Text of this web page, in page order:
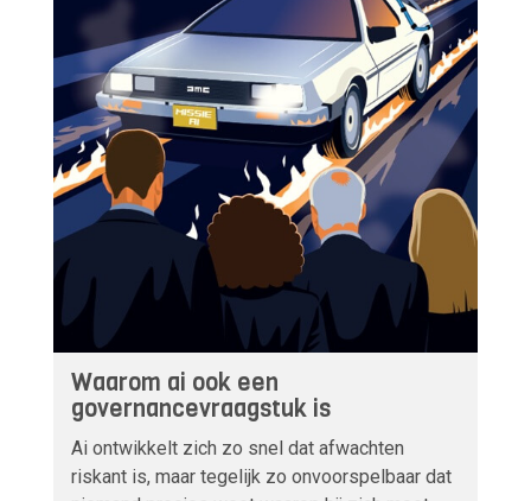
Waarom ai ook een
governancevraagstuk is
Ai ontwikkelt zich zo snel dat afwachten
riskant is, maar tegelijk zo onvoorspelbaar dat